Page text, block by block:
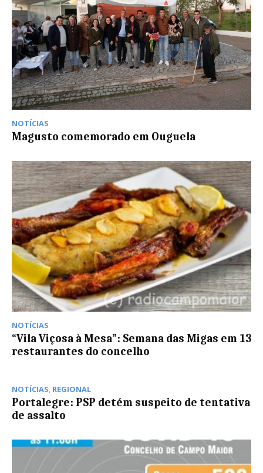
NOTÍCIAS
Magusto comemorado em Ouguela
NOTÍCIAS
“Vila Viçosa à Mesa”: Semana das Migas em 13
restaurantes do concelho
NOTÍCIAS, REGIONAL
Portalegre: PSP detém suspeito de tentativa
de assalto